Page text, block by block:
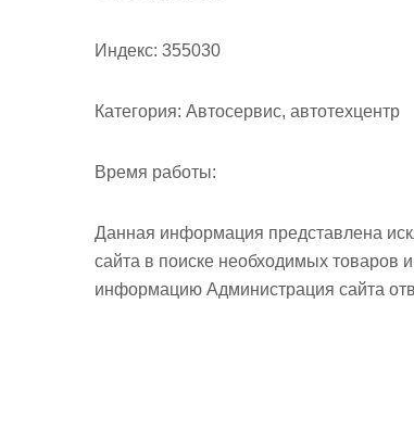
Индекс: 355030
Категория: Автосервис, автотехцентр
Время работы:
Данная информация представлена
сайта в поиске необходимых
информацию Администрация сайта